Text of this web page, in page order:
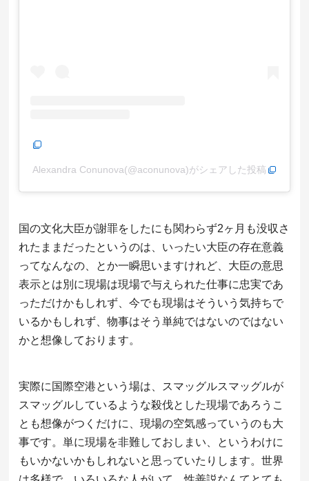
Alexandra Conunova(@aconunova)がシェアした投稿
国の文化大臣が謝罪をしたにも関わらず2ヶ月も没収さ
れたままだったというのは、いったい大臣の存在意義
ってなんなの、とか一瞬思いますけれど、大臣の意思
表示とは別に現場は現場で与えられた仕事に忠実であ
っただけかもしれず、今でも現場はそういう気持ちで
いるかもしれず、物事はそう単純ではないのではない
かと想像しております。
実際に国際空港という場は、スマッグルスマッグルが
スマッグルしているような殺伐とした現場であろうこ
とも想像がつくだけに、現場の空気感っていうのも大
事です。単に現場を非難しておしまい、というわけに
もいかないかもしれないと思っていたりします。世界